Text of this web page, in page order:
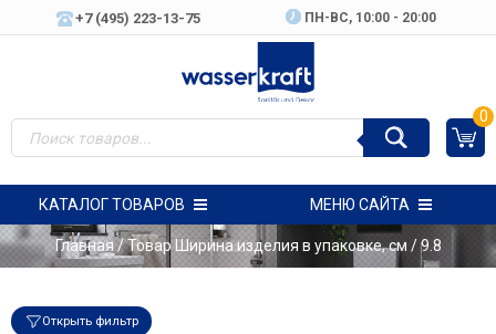
+7 (495) 223-13-75 ПН-ВC, 10:00 - 20:00
0
КАТАЛОГ ТОВАРОВ МЕНЮ САЙТА
Главная/ Товар Ширина изделия в упаковке, см / 9.8
Открыть фильтр